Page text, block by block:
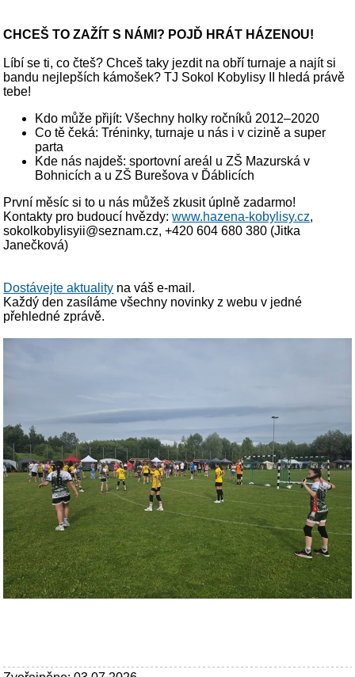
CHCEŠ TO ZAŽÍT S NÁMI? POJĎ HRÁT HÁZENOU!
Líbí se ti, co čteš? Chceš taky jezdit na obří turnaje a najít si
bandu nejlepších kámošek? TJ Sokol Kobylisy II hledá právě
tebe!
Kdo může přijít: Všechny holky ročníků 2012–2020
Co tě čeká: Tréninky, turnaje u nás i v cizině a super
parta
Kde nás najdeš: sportovní areál u ZŠ Mazurská v
Bohnicích a u ZŠ Burešova v Ďáblicích
První měsíc si to u nás můžeš zkusit úplně zadarmo!
Kontakty pro budoucí hvězdy:www.hazena-kobylisy.cz,
sokolkobylisyii@seznam.cz, +420 604 680 380 (Jitka
Janečková)
Dostávejte aktuality na váš e-mail.
Každý den zasíláme všechny novinky z webu v jedné
přehledné zprávě.